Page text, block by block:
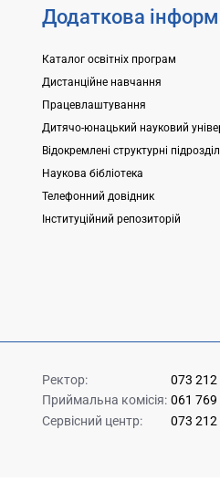
Додаткова
Каталог освітніх програм
Дистанційне навчання
Працевлаштування
Дитячо-юнацький науковий
Відокремлені структурні
Наукова бібліотека
Телефонний довідник
Інституційний репозиторій
Ректор:
073 212
Приймальна комісія: 061 769
Сервісний центр:
073 212